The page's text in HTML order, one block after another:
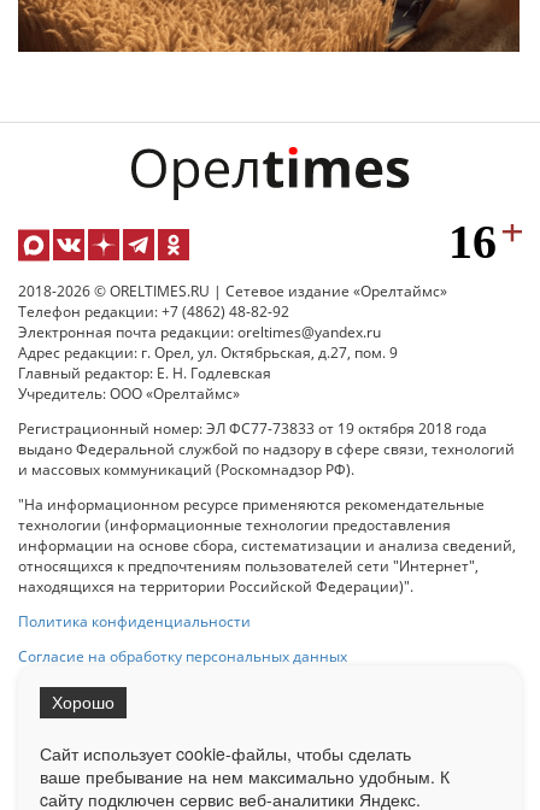
2018-2026 © ORELTIMES.RU | Сетевое издание «Орелтаймс»
Телефон редакции: +7 (4862) 48-82-92
Электронная почта редакции: oreltimes@yandex.ru
Адрес редакции: г. Орел, ул. Октябрьская, д.27, пом. 9
Главный редактор: Е. Н. Годлевская
Учредитель: ООО «Орелтаймс»
Регистрационный номер: ЭЛ ФС77-73833 от 19 октября 2018 года
выдано Федеральной службой по надзору в сфере связи, технологий
и массовых коммуникаций (Роскомнадзор РФ).
"На информационном ресурсе применяются рекомендательные
технологии (информационные технологии предоставления
информации на основе сбора, систематизации и анализа сведений,
относящихся к предпочтениям пользователей сети "Интернет",
находящихся на территории Российской Федерации)".
Политика конфиденциальности
Согласие на обработку персональных данных
на Сетевое издание «ОрелТаймс» обязательна.
Ограниченная статистика посещаемости доступна на сайте
Сайт использует cookie-файлы, чтобы сделать
ваше пребывание на нем максимально удобным. К
cайту подключен сервис веб-аналитики Яндекс.
Хорошо